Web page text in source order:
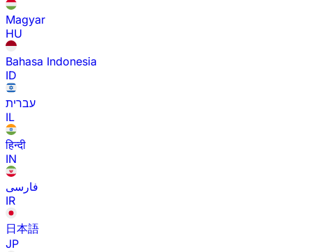
Magyar
HU
Bahasa Indonesia
ID
עברית
IL
हिन्दी
IN
فارسی
IR
日本語
JP